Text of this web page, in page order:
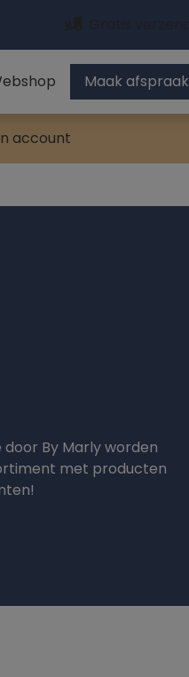
Maak afspraak
account
By Marly worden
met producten